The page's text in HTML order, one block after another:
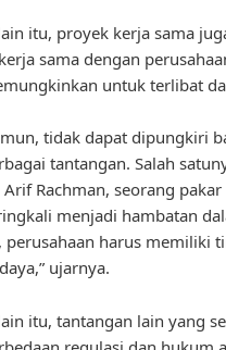
itu, proyek kerja sama
sama dengan
untuk terlibat
tidak dapat dipungkiri
tantangan. Salah
Arif Rachman, seorang
menjadi hambatan
perusahaan harus memiliki
ujarnya.
itu, tantangan lain yang